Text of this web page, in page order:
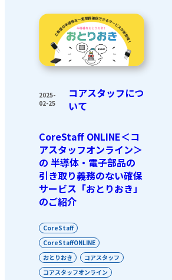
2025-
02-25
コアスタッフにつ
いて
CoreStaff ONLINE＜コ
アスタッフオンライン＞
の 半導体・電子部品の
引き取り義務のない確保
サービス「おとりおき」
のご紹介
CoreStaff
CoreStaffONLINE
おとりおき
コアスタッフ
コアスタッフオンライン